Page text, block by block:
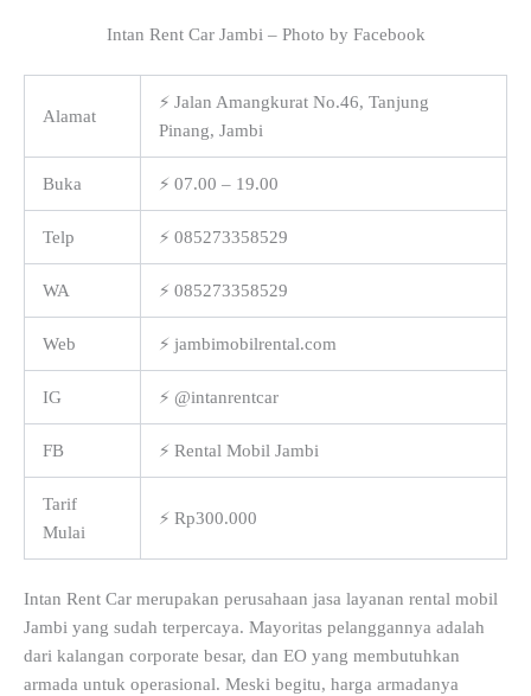
Intan Rent Car Jambi – Photo by Facebook
Alamat
⚡ Jalan Amangkurat No.46, Tanjung
Pinang, Jambi
Buka ⚡ 07.00 – 19.00
Telp ⚡ 085273358529
WA ⚡ 085273358529
Web ⚡ jambimobilrental.com
IG ⚡ @intanrentcar
FB ⚡ Rental Mobil Jambi
Tarif
Mulai
⚡ Rp300.000
Intan Rent Car merupakan perusahaan jasa layanan rental mobil
Jambi yang sudah terpercaya. Mayoritas pelanggannya adalah
dari kalangan corporate besar, dan EO yang membutuhkan
armada untuk operasional. Meski begitu, harga armadanya